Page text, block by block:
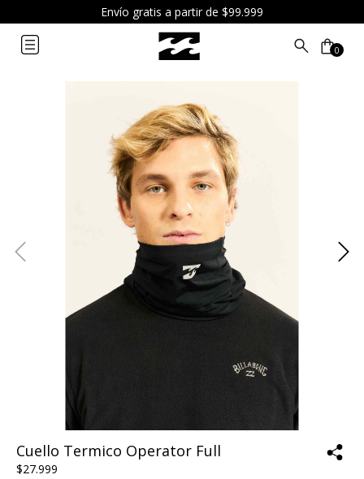
Envío gratis a partir de $99.999
0
Cuello Termico Operator Full
$27.999